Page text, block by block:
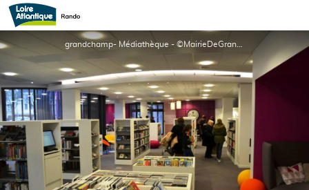
MÉDIATHÈQUE VICTOR HUGO